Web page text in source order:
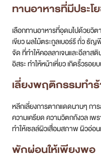
ทานอาหารที่มีประโ
เลือกทานอาหารที่อุดมไปด้วยวิ
เขียว ผลไม้ตระกูลเบอร์รี ถั่ว ธัญ
จัด ที่ทำให้คอลลาเจนและอีลาส
อิสระ ทำให้หน้าเหี่ยว เกิดริ้วรอ
เลี่ยงพฤติกรรมทำ
หลีกเลี่ยงการตากแดดนานๆ กา
ความเครียด ความวิตกกังวล เ
ทำให้เซลล์ผิวเสื่อมสภาพ ผิวอ่อน
พักผ่อนให้เพียงพอ